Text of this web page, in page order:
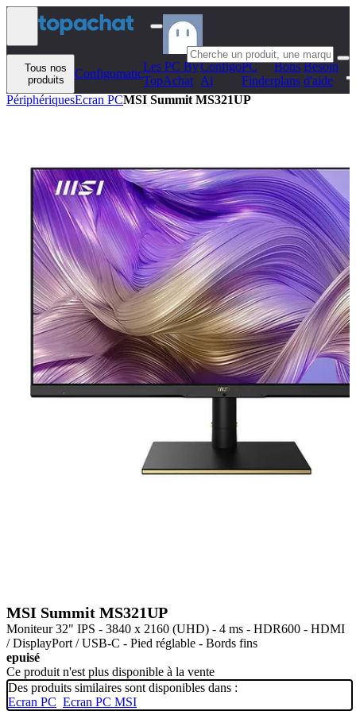
Aller au contenu
Tous nos
produits
Configomatic
Les PC By
TopAchat
Configo
Ai
PC
Finder
Bons
plans
Besoin
d'aide
PériphériquesEcran PCMSI Summit MS321UP
MSI Summit MS321UP
Moniteur 32" IPS - 3840 x 2160 (UHD) - 4 ms - HDR600 - HDMI
/ DisplayPort / USB-C - Pied réglable - Bords fins
epuisé
Ce produit n'est plus disponible à la vente
Des produits similaires sont disponibles dans :
Ecran PC Ecran PC MSI